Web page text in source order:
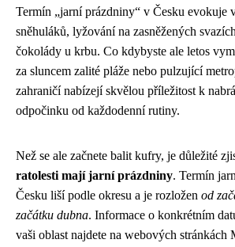
Termín „jarní prázdniny“ v Česku evokuje
sněhuláků, lyžování na zasněžených
čokolády u krbu. Co kdybyste ale letos
za sluncem zalité pláže nebo pulzující
zahraničí nabízejí skvělou příležitost k
odpočinku od každodenní rutiny.
Než se ale začnete balit kufry, je důležité
ratolesti mají jarní prázdniny. Termín
Česku liší podle okresu a je rozložen od
začátku dubna. Informace o konkrétním
vaši oblast najdete na webových stránkách